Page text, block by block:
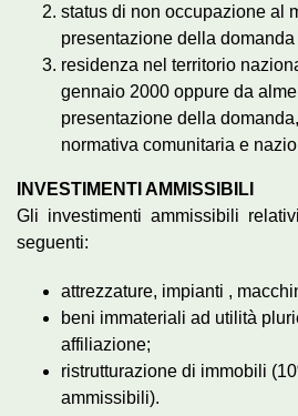
status di non occupazione al
presentazione della domanda
residenza nel territorio
gennaio 2000 oppure da
presentazione della
normativa comunitaria e
INVESTIMENTI AMMISSIBILI
Gli investimenti ammissibili
seguenti:
attrezzature, impianti ,
beni immateriali ad utilità
affiliazione;
ristrutturazione di immobili
ammissibili).